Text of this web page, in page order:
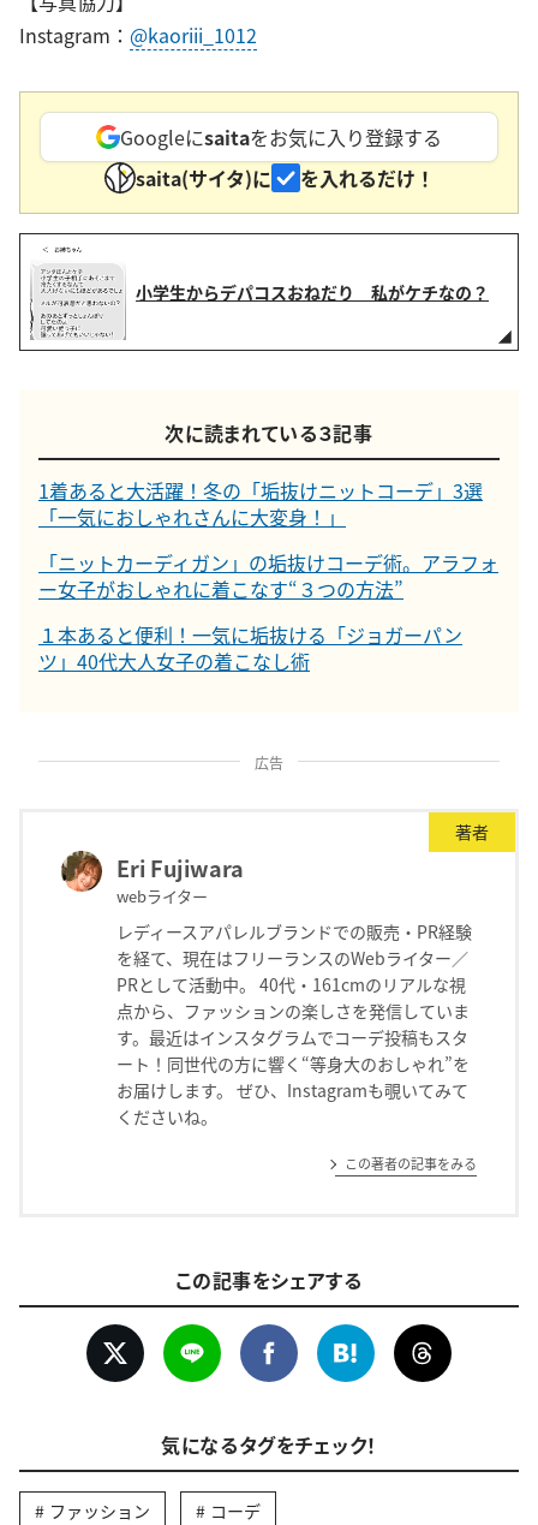
Instagram： @kaoriii_1012
Googleにsaitaをお気に入り登録する
saita(サイタ)に
を入れるだけ！
小学生からデパコスおねだり 私がケチなの？
次に読まれている３記事
1着あると大活躍！冬の「垢抜けニットコーデ」3選
「一気におしゃれさんに大変身！」
「ニットカーディガン」の垢抜けコーデ術。アラフォ
ー女子がおしゃれに着こなす“３つの方法”
１本あると便利！一気に垢抜ける「ジョガーパン
ツ」40代大人女子の着こなし術
広告
著者
Eri Fujiwara
webライター
レディースアパレルブランドでの販売・PR経験
を経て、現在はフリーランスのWebライター／
PRとして活動中。 40代・161cmのリアルな視
点から、ファッションの楽しさを発信していま
す。最近はインスタグラムでコーデ投稿もスタ
ート！同世代の方に響く“等身大のおしゃれ”を
お届けします。 ぜひ、Instagramも覗いてみて
くださいね。
この著者の記事をみる
この記事をシェアする
気になるタグをチェック！
ファッション コーデ